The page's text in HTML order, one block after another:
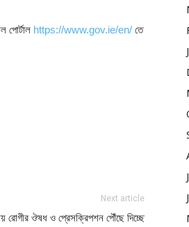
পোর্টাল https://www.gov.ie/en/ তে
Next article
রোগীর ঔষধ ও প্রেসক্রিপশন পৌঁছে দিচ্ছে